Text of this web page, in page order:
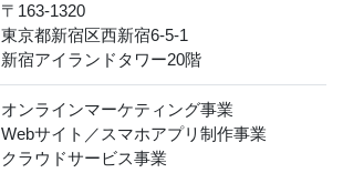
〒163-1320
東京都新宿区西新宿6-5-1
新宿アイランドタワー20階
オンラインマーケティング事業
Webサイト／スマホアプリ制作事業
クラウドサービス事業